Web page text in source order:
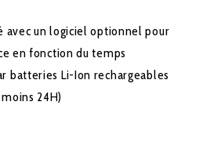
avec un logiciel optionnel pour
en fonction du temps
batteries Li-Ion rechargeables
24H)